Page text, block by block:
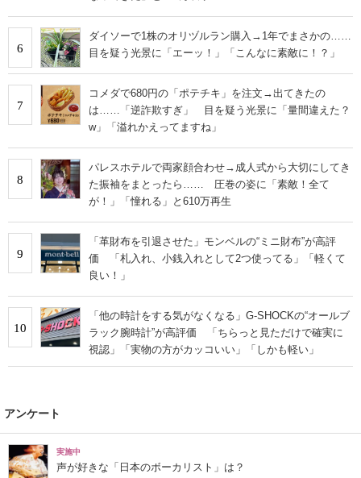
6
ダイソーで1株のオリヅルラン購入→1年でまさかの……
目を疑う光景に「エーッ！」「こんなに素敵に！？」
7
コメダで680円の「ポテチキ」を注文→出てきたの
は……「逆詐欺すぎ」 目を疑う光景に「量間違えた？
w」「溢れかえってますね」
8
パレスホテルで両家顔合わせ→成人式から大切にしてき
た振袖をまとったら…… 圧巻の姿に「素敵！全て
が！」「憧れる」と610万再生
9
「革財布を引退させた」モンベルの“ミニ財布”が高評
価 「札入れ、小銭入れとして2つ使ってる」「軽くて
良い！」
10
「他の時計をする気がなくなる」G-SHOCKの“オールブ
ラック腕時計”が高評価 「ちらっと見ただけで確実に
視認」「実物の方がカッコいい」「しかも軽い」
アンケート
実施中
声が好きな「日本のボーカリスト」は？